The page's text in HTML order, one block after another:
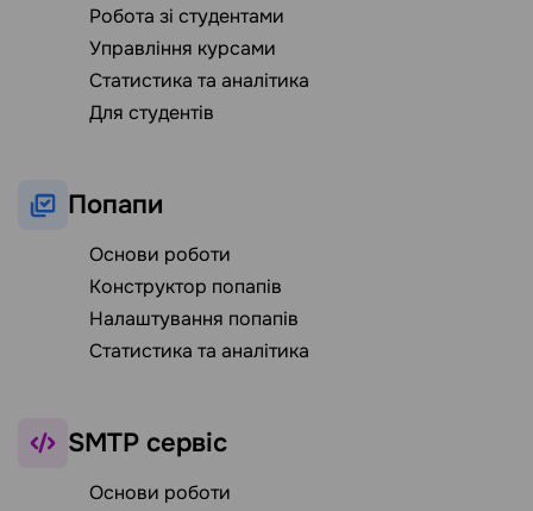
Робота зі студентами
Управління курсами
Статистика та аналітика
Для студентів
Попапи
Основи роботи
Конструктор попапів
Налаштування попапів
Статистика та аналітика
SMTP сервіс
Основи роботи